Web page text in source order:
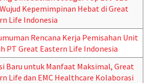
Kepemimpinan Hebat di Great
Life Indonesia
Rencana Kerja Pemisahan Unit
PT Great Eastern Life Indonesia
Baru untuk Manfaat Maksimal, Great
Life dan EMC Healthcare Kolaborasi